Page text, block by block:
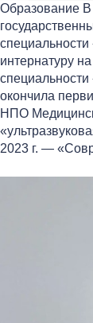
Образование В
интернатуру
специальности
окончила
НПО
2023 г. —